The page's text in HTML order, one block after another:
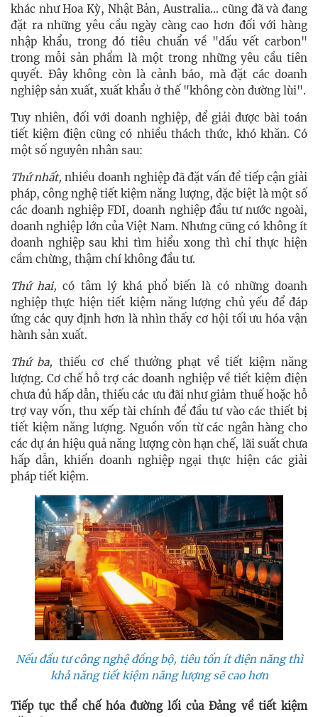
khác như Hoa Kỳ, Nhật Bản, Australia... cũng đã và đang
đặt ra những yêu cầu ngày càng cao hơn đối với hàng
nhập khẩu, trong đó tiêu chuẩn về "dấu vết carbon"
trong mỗi sản phẩm là một trong những yêu cầu tiên
quyết. Đây không còn là cảnh báo, mà đặt các doanh
nghiệp sản xuất, xuất khẩu ở thế "không còn đường lùi".
Tuy nhiên, đối với doanh nghiệp, để giải được bài toán
tiết kiệm điện cũng có nhiều thách thức, khó khăn. Có
một số nguyên nhân sau:
Thứ nhất,nhiều doanh nghiệp đã đặt vấn đề tiếp cận giải
pháp, công nghệ tiết kiệm năng lượng, đặc biệt là một số
các doanh nghiệp FDI, doanh nghiệp đầu tư nước ngoài,
doanh nghiệp lớn của Việt Nam. Nhưng cũng có không ít
doanh nghiệp sau khi tìm hiểu xong thì chỉ thực hiện
cầm chừng, thậm chí không đầu tư.
Thứ hai, có tâm lý khá phổ biến là có những doanh
nghiệp thực hiện tiết kiệm năng lượng chủ yếu để đáp
ứng các quy định hơn là nhìn thấy cơ hội tối ưu hóa vận
hành sản xuất.
Thứ ba, thiếu cơ chế thưởng phạt về tiết kiệm năng
lượng. Cơ chế hỗ trợ các doanh nghiệp về tiết kiệm điện
chưa đủ hấp dẫn, thiếu các ưu đãi như giảm thuế hoặc hỗ
trợ vay vốn, thu xếp tài chính để đầu tư vào các thiết bị
tiết kiệm năng lượng. Nguồn vốn từ các ngân hàng cho
các dự án hiệu quả năng lượng còn hạn chế, lãi suất chưa
hấp dẫn, khiến doanh nghiệp ngại thực hiện các giải
pháp tiết kiệm.
Nếu đầu tư công nghệ đồng bộ, tiêu tốn ít điện năng thì
khả năng tiết kiệm năng lượng sẽ cao hơn
Tiếp tục thể chế hóa đường lối của Đảng về tiết kiệm